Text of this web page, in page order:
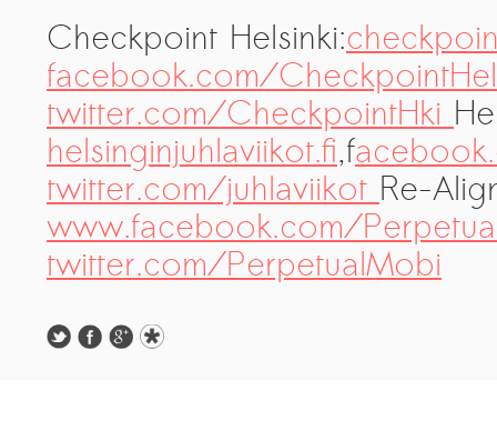
Checkpoint Helsinki:
facebook.com/
twitter.com/CheckpointHki
helsinginjuhlaviikot.fi,f
twitter.com/juhlaviikotRe-
www.facebook.com/
twitter.com/PerpetualMobi